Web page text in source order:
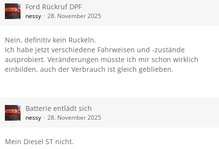
Ford Rückruf DPF
nessy 28. November 2025
Nein, definitiv kein Ruckeln.
Ich habe jetzt verschiedene Fahrweisen und -zustände
ausprobiert. Veränderungen müsste ich mir schon wirklich
einbilden, auch der Verbrauch ist gleich geblieben.
Batterie entlädt sich
nessy 28. November 2025
Mein Diesel ST nicht.